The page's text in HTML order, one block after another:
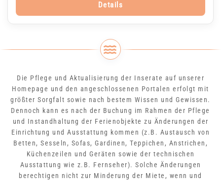
Details
Die Pflege und Aktualisierung der Inserate auf unserer
Homepage und den angeschlossenen Portalen erfolgt mit
größter Sorgfalt sowie nach bestem Wissen und Gewissen.
Dennoch kann es nach der Buchung im Rahmen der Pflege
und Instandhaltung der Ferienobjekte zu Änderungen der
Einrichtung und Ausstattung kommen (z.B. Austausch von
Betten, Sesseln, Sofas, Gardinen, Teppichen, Anstrichen,
Küchenzeilen und Geräten sowie der technischen
Ausstattung wie z.B. Fernseher). Solche Änderungen
berechtigen nicht zur Minderung der Miete, wenn und